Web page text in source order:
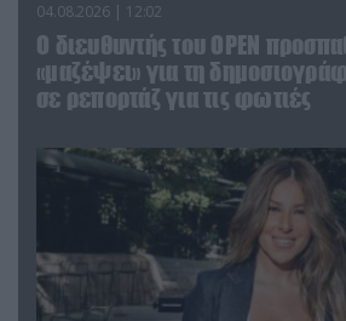
04.08.2026 | 12:02
O διευθυντής του OPEN
«μαζέψει» για τη
σε ρεπορτάζ για τις φωτιές